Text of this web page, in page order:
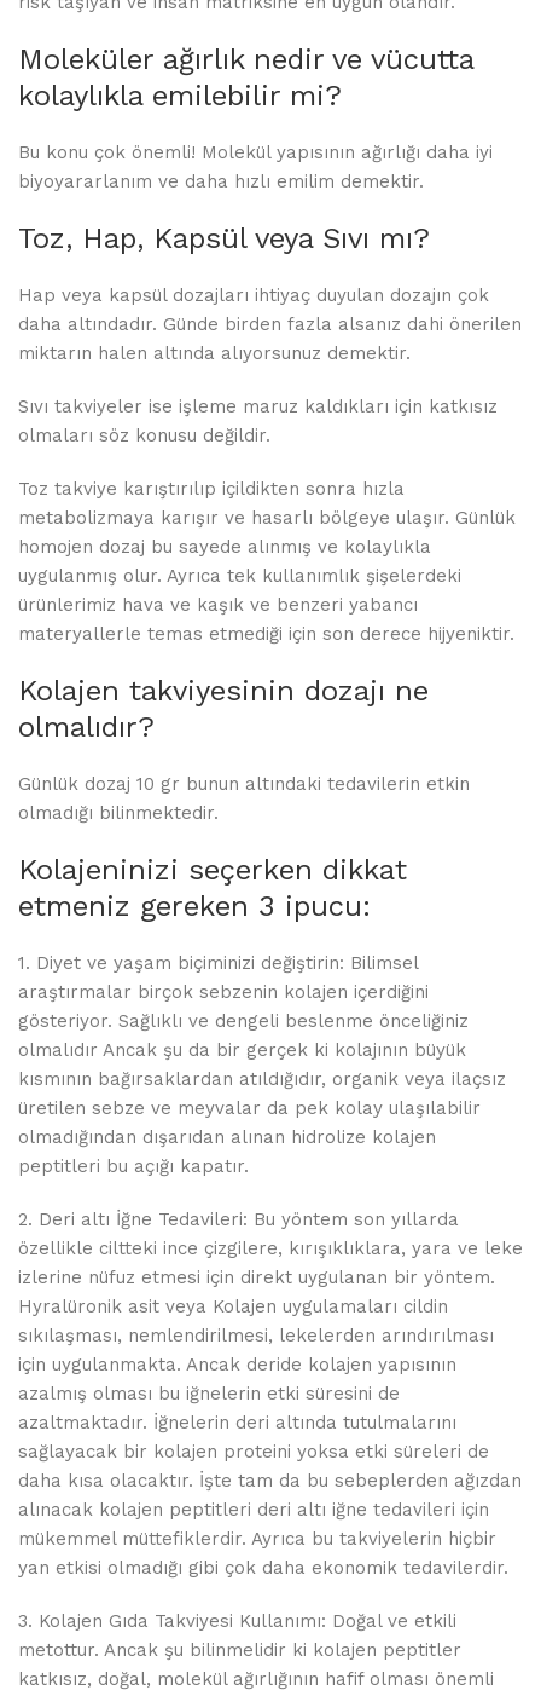
Moleküler ağırlık nedir ve vücutta
kolaylıkla emilebilir mi?
Bu konu çok önemli! Molekül yapısının ağırlığı daha iyi
biyoyararlanım ve daha hızlı emilim demektir.
Toz, Hap, Kapsül veya Sıvı mı?
Hap veya kapsül dozajları ihtiyaç duyulan dozajın çok
daha altındadır. Günde birden fazla alsanız dahi önerilen
miktarın halen altında alıyorsunuz demektir.
Sıvı takviyeler ise işleme maruz kaldıkları için katkısız
olmaları söz konusu değildir.
Toz takviye karıştırılıp içildikten sonra hızla
metabolizmaya karışır ve hasarlı bölgeye ulaşır. Günlük
homojen dozaj bu sayede alınmış ve kolaylıkla
uygulanmış olur. Ayrıca tek kullanımlık şişelerdeki
ürünlerimiz hava ve kaşık ve benzeri yabancı
materyallerle temas etmediği için son derece hijyeniktir.
Kolajen takviyesinin dozajı ne
olmalıdır?
Günlük dozaj 10 gr bunun altındaki tedavilerin etkin
olmadığı bilinmektedir.
Kolajeninizi seçerken dikkat
etmeniz gereken 3 ipucu:
1. Diyet ve yaşam biçiminizi değiştirin: Bilimsel
araştırmalar birçok sebzenin kolajen içerdiğini
gösteriyor. Sağlıklı ve dengeli beslenme önceliğiniz
olmalıdır Ancak şu da bir gerçek ki kolajının büyük
kısmının bağırsaklardan atıldığıdır, organik veya ilaçsız
üretilen sebze ve meyvalar da pek kolay ulaşılabilir
olmadığından dışarıdan alınan hidrolize kolajen
peptitleri bu açığı kapatır.
2. Deri altı İğne Tedavileri: Bu yöntem son yıllarda
özellikle ciltteki ince çizgilere, kırışıklıklara, yara ve leke
izlerine nüfuz etmesi için direkt uygulanan bir yöntem.
Hyralüronik asit veya Kolajen uygulamaları cildin
sıkılaşması, nemlendirilmesi, lekelerden arındırılması
için uygulanmakta. Ancak deride kolajen yapısının
azalmış olması bu iğnelerin etki süresini de
azaltmaktadır. İğnelerin deri altında tutulmalarını
sağlayacak bir kolajen proteini yoksa etki süreleri de
daha kısa olacaktır. İşte tam da bu sebeplerden ağızdan
alınacak kolajen peptitleri deri altı iğne tedavileri için
mükemmel müttefiklerdir. Ayrıca bu takviyelerin hiçbir
yan etkisi olmadığı gibi çok daha ekonomik tedavilerdir.
3. Kolajen Gıda Takviyesi Kullanımı: Doğal ve etkili
metottur. Ancak şu bilinmelidir ki kolajen peptitler
katkısız, doğal, molekül ağırlığının hafif olması önemli